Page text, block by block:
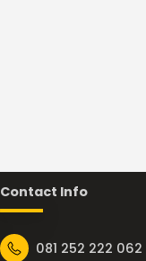
Contact Info
081 252 222 062